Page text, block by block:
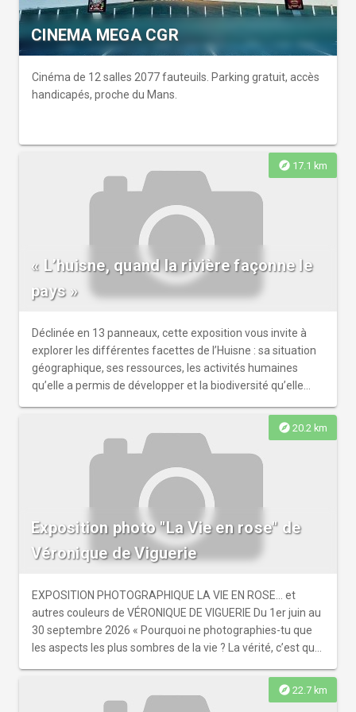
aux recherches scientifiques qui bouleversent notre vision
des dinosaures, des campagnes françaises en pleine
mutation aux fêtes populaires célébrant la joie d’être
ensemble, jusqu’aux récits de femmes ukrainiennes
réfugiées en France, chaque exposition propose une
exploration singulière de ce qui nous relie : notre
CINEMA MEGA CGR
Cinéma de 12 salles 2077 fauteuils. Parking gratuit, accès
handicapés, proche du Mans.
explore 17.1 km
« L’huisne, quand la rivière façonne le
pays »
Déclinée en 13 panneaux, cette exposition vous invite à
explorer les différentes facettes de l’Huisne : sa situation
géographique, ses ressources, les activités humaines
qu’elle a permis de développer et la biodiversité qu’elle
patrimoine fragile, à préserver. Accès libre dans le local de
explore 20.2 km
Exposition photo "La Vie en rose" de
Véronique de Viguerie
EXPOSITION PHOTOGRAPHIQUE LA VIE EN ROSE… et
autres couleurs de VÉRONIQUE DE VIGUERIE Du 1er juin au
30 septembre 2026 « Pourquoi ne photographies-tu que
les aspects les plus sombres de la vie ? La vérité, c’est que
moments de grâce, vibrants de vie et d’humanité. Jusqu’à
ce que ma fille de sept ans me pose cette question, je
explore 22.7 km